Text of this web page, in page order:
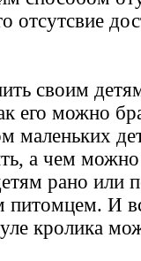
отсутсвие
своим детям
его можно
маленьких
а чем
рано или
питомцем. И
кролика